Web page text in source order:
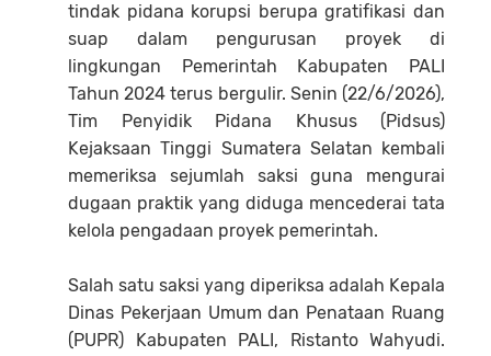
tindak pidana korupsi berupa gratifikasi dan
suap dalam pengurusan proyek di
lingkungan Pemerintah Kabupaten PALI
Tahun 2024 terus bergulir. Senin (22/6/2026),
Tim Penyidik Pidana Khusus (Pidsus)
Kejaksaan Tinggi Sumatera Selatan kembali
memeriksa sejumlah saksi guna mengurai
dugaan praktik yang diduga mencederai tata
kelola pengadaan proyek pemerintah.
Salah satu saksi yang diperiksa adalah Kepala
Dinas Pekerjaan Umum dan Penataan Ruang
(PUPR) Kabupaten PALI, Ristanto Wahyudi.